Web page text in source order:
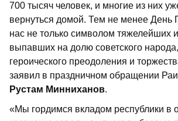
700 тысяч человек, и многие из них
вернуться домой. Тем не менее День
нас не только символом тяжелейших
выпавших на долю советского
героического преодоления и
заявил в праздничном обращении
Рустам Минниханов.
«Мы гордимся вкладом республики в